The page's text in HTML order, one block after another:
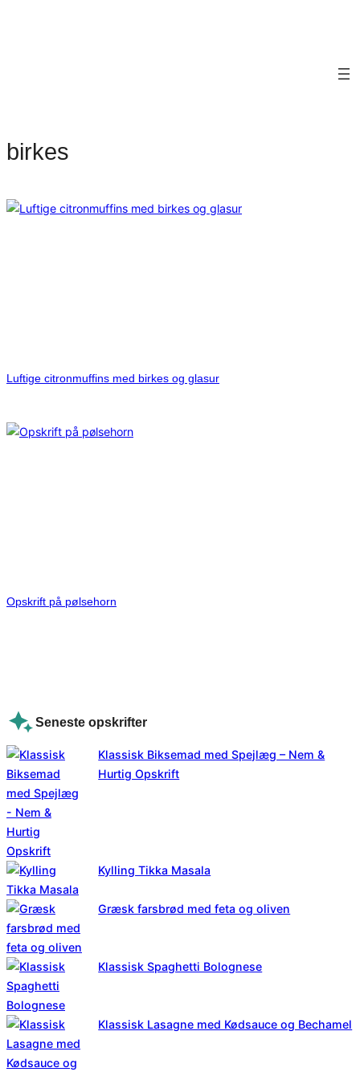
birkes
Luftige citronmuffins med birkes og glasur
Opskrift på pølsehorn
Seneste opskrifter
Klassisk Biksemad med Spejlæg – Nem &
Hurtig Opskrift
Kylling Tikka Masala
Græsk farsbrød med feta og oliven
Klassisk Spaghetti Bolognese
Klassisk Lasagne med Kødsauce og Bechamel